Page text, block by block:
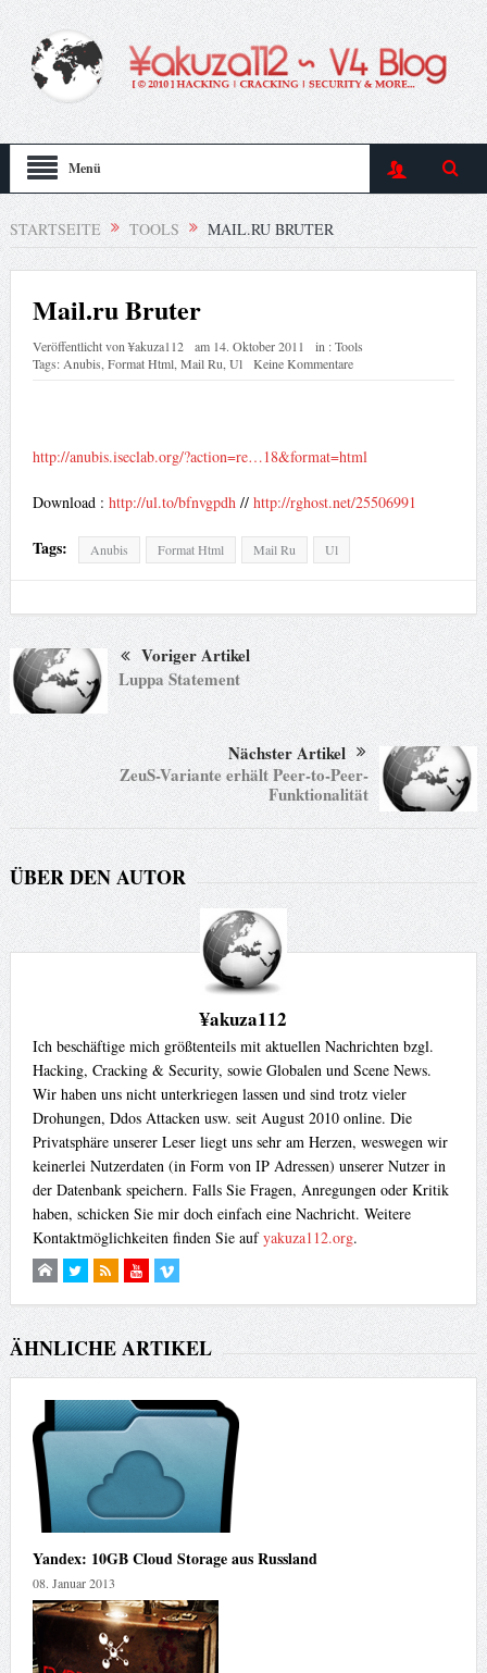
Menü
STARTSEITE TOOLS MAIL.RU BRUTER
Mail.ru Bruter
Veröffentlicht von¥akuza112 am 14. Oktober 2011 in :Tools
Tags: Anubis Format Html, Mail Ru Ul Keine Kommentare
http://anubis.iseclab.org/?action=re…18&format=html
Download : http://ul.to/bfnvgpdh// http://rghost.net/25506991
Tags: Anubis Format Html Mail Ru Ul
Voriger Artikel
Luppa Statement
Nächster Artikel
ZeuS-Variante erhält Peer-to-Peer-
Funktionalität
ÜBER DEN AUTOR
¥akuza112
Ich beschäftige mich größtenteils mit aktuellen Nachrichten bzgl.
Hacking, Cracking & Security, sowie Globalen und Scene News.
Wir haben uns nicht unterkriegen lassen und sind trotz vieler
Drohungen, Ddos Attacken usw. seit August 2010 online. Die
Privatsphäre unserer Leser liegt uns sehr am Herzen, weswegen wir
keinerlei Nutzerdaten (in Form von IP Adressen) unserer Nutzer in
der Datenbank speichern. Falls Sie Fragen, Anregungen oder Kritik
haben, schicken Sie mir doch einfach eine Nachricht. Weitere
Kontaktmöglichkeiten finden Sie aufyakuza112.org.
ÄHNLICHE ARTIKEL
Yandex: 10GB Cloud Storage aus Russland
08. Januar 2013